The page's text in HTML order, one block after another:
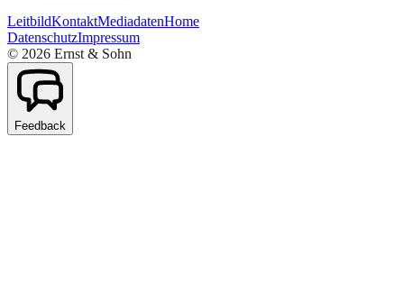
LeitbildKontaktMediadatenHome
DatenschutzImpressum
© 2026 Ernst & Sohn
Feedback